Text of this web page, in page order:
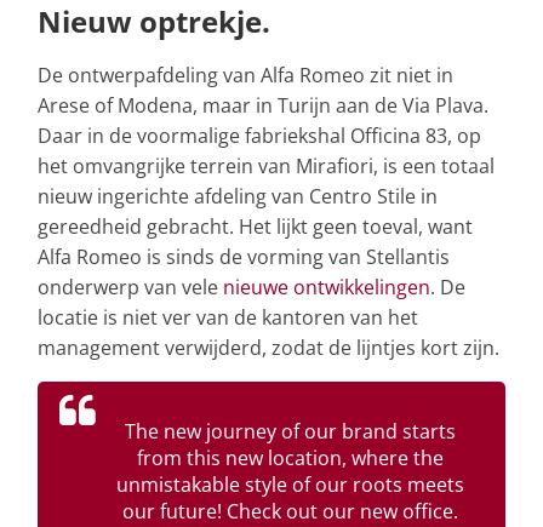
Nieuw optrekje.
De ontwerpafdeling van Alfa Romeo zit niet in
Arese of Modena, maar in Turijn aan de Via Plava.
Daar in de voormalige fabriekshal Officina 83, op
het omvangrijke terrein van Mirafiori, is een totaal
nieuw ingerichte afdeling van Centro Stile in
gereedheid gebracht. Het lijkt geen toeval, want
Alfa Romeo is sinds de vorming van Stellantis
onderwerp van vele nieuwe ontwikkelingen. De
locatie is niet ver van de kantoren van het
management verwijderd, zodat de lijntjes kort zijn.
The new journey of our brand starts
from this new location, where the
unmistakable style of our roots meets
our future! Check out our new office.